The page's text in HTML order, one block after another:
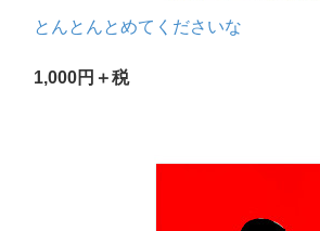
とんとんとめてくださいな
1,000円＋税